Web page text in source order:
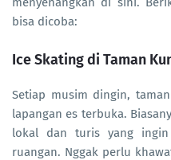
bisa dicoba:
Ice Skating di Taman
Setiap musim dingin,
lapangan es terbuka.
lokal dan turis yang
ruangan. Nggak perlu